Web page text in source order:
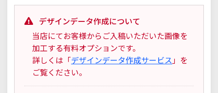
デザインデータ作成について
当店にてお客様からご入稿いただいた画像を
加工する有料オプションです。
詳しくは「デザインデータ作成サービス」を
ご覧ください。